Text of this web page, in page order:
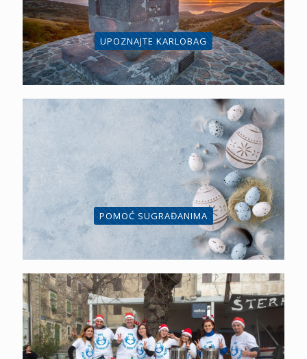
UPOZNAJTE KARLOBAG
POMOĆ SUGRAĐANIMA